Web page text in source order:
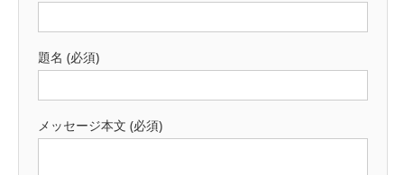
題名 (必須)
メッセージ本文 (必須)